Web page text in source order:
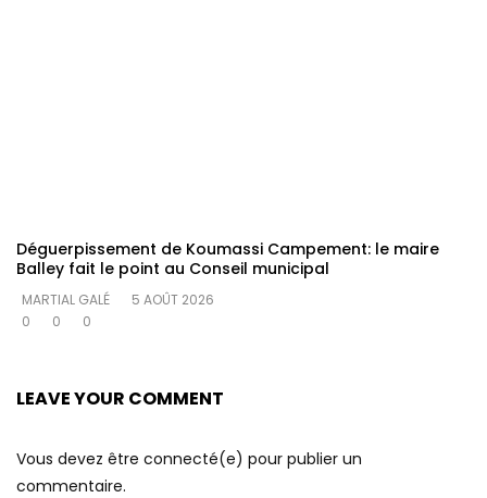
Déguerpissement de Koumassi Campement: le maire
Balley fait le point au Conseil municipal
MARTIAL GALÉ
5 AOÛT 2026
0
0 0
LEAVE YOUR COMMENT
Vous devez être connecté(e) pour publier un
commentaire.